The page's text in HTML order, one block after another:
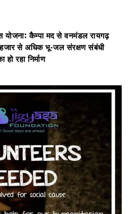
योजना: कैम्पा मद से वनमंडल रायगढ़
से अधिक भू-जल संरक्षण संबंधी
रहा निर्माण